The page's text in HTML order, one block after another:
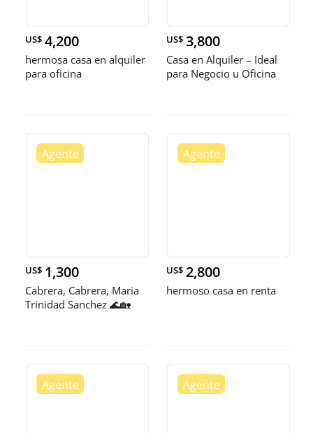
US$ 4,200
hermosa casa en alquiler
para oficina
US$ 3,800
Casa en Alquiler – Ideal
para Negocio u Oficina
US$ 1,300
Cabrera, Cabrera, Maria
Trinidad Sanchez 🌊🏡
US$ 2,800
hermoso casa en renta